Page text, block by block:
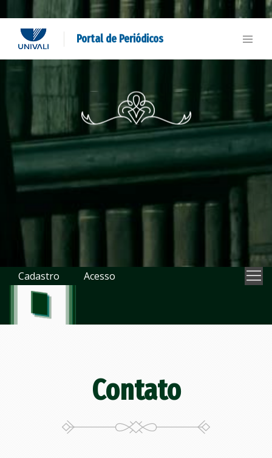
Portal de Periódicos
Cadastro Acesso
Contato